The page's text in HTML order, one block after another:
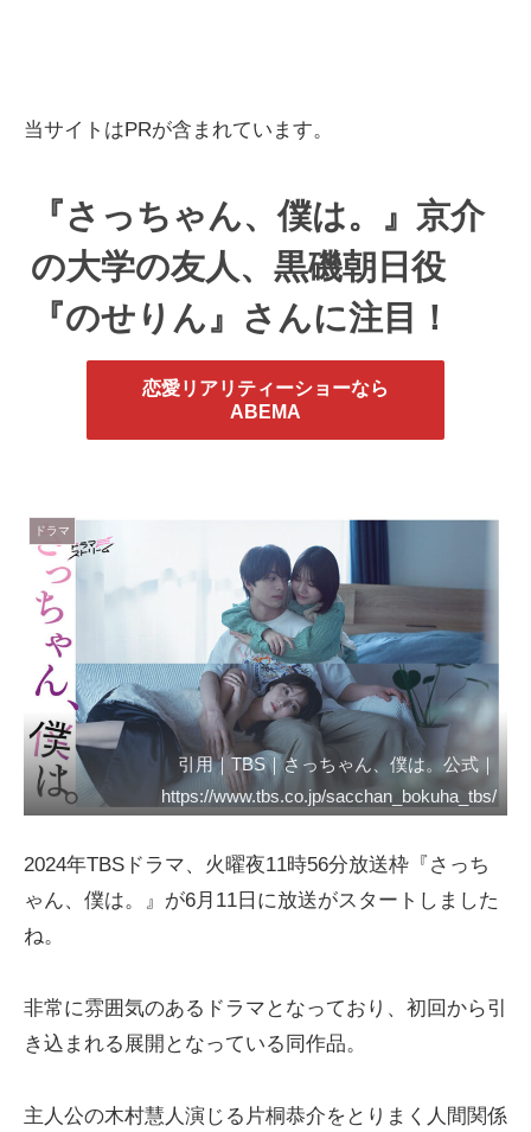
当サイトはPRが含まれています。
『さっちゃん、僕は。』京介
の大学の友人、黒磯朝日役
『のせりん』さんに注目！
恋愛リアリティーショーなら
ABEMA
ドラマ
引用｜TBS｜さっちゃん、僕は。公式｜
https://www.tbs.co.jp/sacchan_bokuha_tbs/
2024年TBSドラマ、火曜夜11時56分放送枠『さっち
ゃん、僕は。』が6月11日に放送がスタートしました
ね。
非常に雰囲気のあるドラマとなっており、初回から引
き込まれる展開となっている同作品。
主人公の木村慧人演じる片桐恭介をとりまく人間関係